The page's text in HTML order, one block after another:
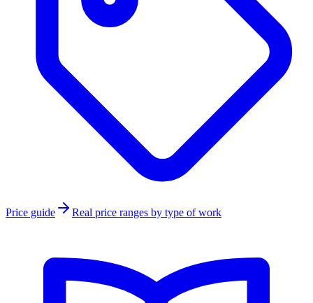
Price guide Real price ranges by type of work